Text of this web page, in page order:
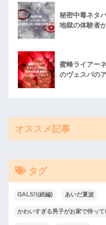
秘密中毒ネタ
地獄の体験者
蜜蜂ライアー
のヴェスパの
オススメ記事
タグ
GALS!!(続編) あいだ夏波
かわいすぎる男子がお家で待って